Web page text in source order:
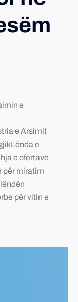
e
e Arsimit
e
e ofertave
për miratim
për vitin e